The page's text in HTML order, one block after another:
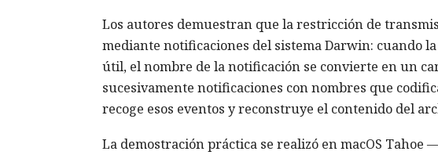
Los autores demuestran que la restricción de
mediante notificaciones del sistema Darwin: cuando
útil, el nombre de la notificación se convierte en un
sucesivamente notificaciones con nombres que
recoge esos eventos y reconstruye el contenido del
La demostración práctica se realizó en macOS Tahoe